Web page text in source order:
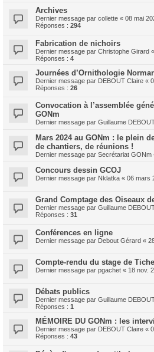
Archives
Dernier message par collette « 08 mai
Réponses : 294
Fabrication de nichoirs
Dernier message par Christophe Girard «
Réponses : 4
Journées d’Ornithologie
Dernier message par DEBOUT Claire «
Réponses : 26
Convocation à l’assemblée
GONm
Dernier message par Guillaume
Mars 2024 au GONm : le plein
de chantiers, de réunions !
Dernier message par Secrétariat GONm
Concours dessin GCOJ
Dernier message par Nklatka « 06 mars
Grand Comptage des Oiseaux
Dernier message par Guillaume
Réponses : 31
Conférences en ligne
Dernier message par Debout Gérard «
Compte-rendu du stage de
Dernier message par pgachet « 18 nov.
Débats publics
Dernier message par Guillaume
Réponses : 1
MÉMOIRE DU GONm : les
Dernier message par DEBOUT Claire «
Réponses : 43